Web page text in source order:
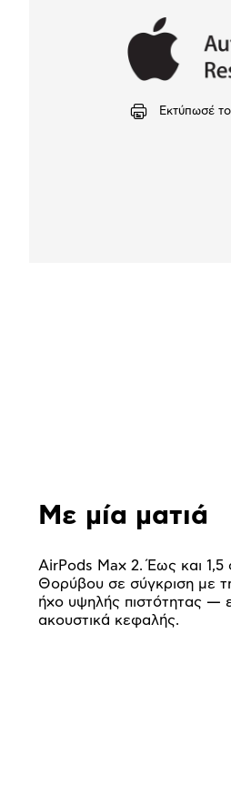
Εκτύπωσέ το
Με μία ματιά
AirPods Max 2. Έως και
Θορύβου σε σύγκριση με
ήχο υψηλής πιστότητας —
ακουστικά κεφαλής.